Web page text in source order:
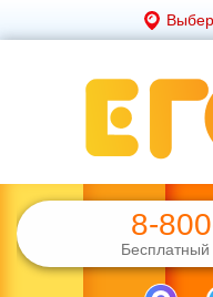
8-
Бесплатный